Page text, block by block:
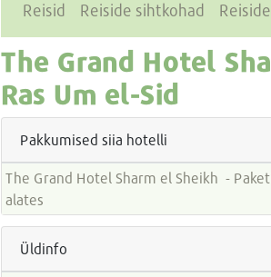
Reisid Reiside sihtkohad
The Grand Hotel
Ras Um el-Sid
Pakkumised siia hotelli
The Grand Hotel Sharm el Sheikh - Paketireiside hinnad
alates
Üldinfo